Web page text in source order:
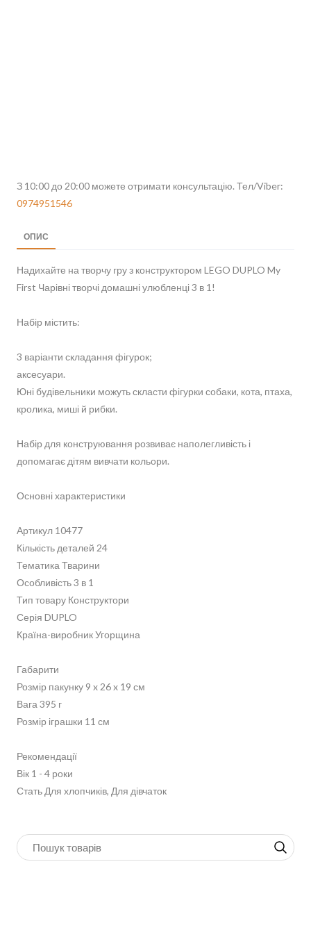
З 10:00 до 20:00 можете отримати консультацію. Тел/Viber:
0974951546
ОПИС
Надихайте на творчу гру з конструктором LEGO DUPLO My
First Чарівні творчі домашні улюбленці 3 в 1!
Набір містить:
3 варіанти складання фігурок;
аксесуари.
Юні будівельники можуть скласти фігурки собаки, кота, птаха,
кролика, миші й рибки.
Набір для конструювання розвиває наполегливість і
допомагає дітям вивчати кольори.
Основні характеристики
Артикул 10477
Кількість деталей 24
Тематика Тварини
Особливість 3 в 1
Тип товару Конструктори
Серія DUPLO
Країна-виробник Угорщина
Габарити
Розмір пакунку 9 x 26 x 19 см
Вага 395 г
Розмір іграшки 11 см
Рекомендації
Вік 1 - 4 роки
Стать Для хлопчиків, Для дівчаток